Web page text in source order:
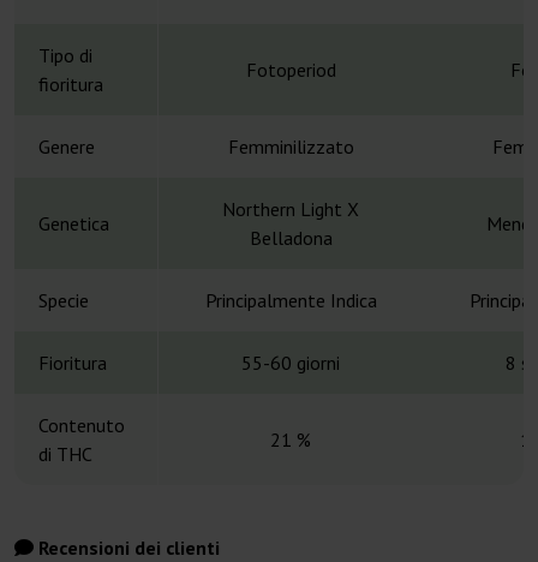
Tipo di
fioritura
Fotoperiod
Genere Femminilizzato
Genetica
Northern Light X
Belladona
Specie Principalmente Indica
Fioritura 55-60 giorni 8
Contenuto
di THC
21 %
Recensioni dei clienti